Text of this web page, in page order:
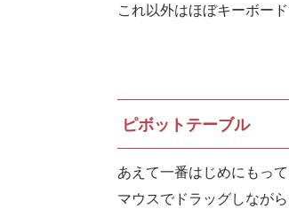
これ以外はほぼキーボー
ピボットテーブル
あえて一番はじめにもって
マウスでドラッグしなが